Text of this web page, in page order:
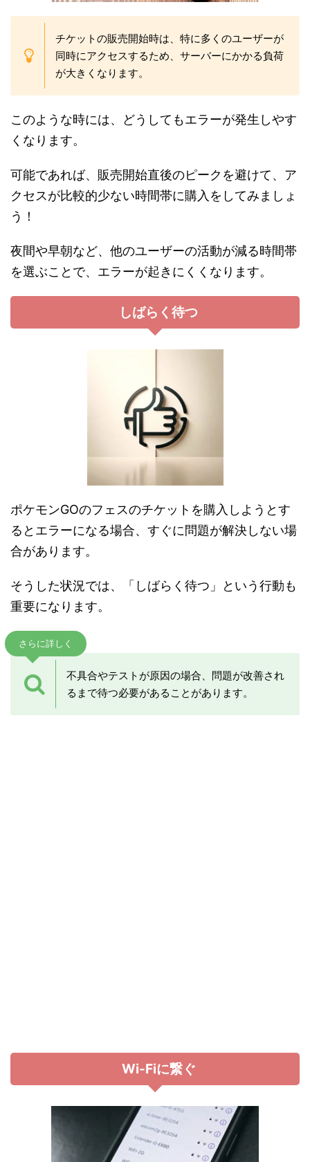
チケットの販売開始時は、特に多くのユーザーが
同時にアクセスするため、サーバーにかかる負荷
が大きくなります。
このような時には、どうしてもエラーが発生しやす
くなります。
可能であれば、販売開始直後のピークを避けて、ア
クセスが比較的少ない時間帯に購入をしてみましょ
う！
夜間や早朝など、他のユーザーの活動が減る時間帯
を選ぶことで、エラーが起きにくくなります。
しばらく待つ
ポケモンGOのフェスのチケットを購入しようとす
るとエラーになる場合、すぐに問題が解決しない場
合があります。
そうした状況では、「しばらく待つ」という行動も
重要になります。
さらに詳しく
不具合やテストが原因の場合、問題が改善され
るまで待つ必要があることがあります。
Wi-Fiに繋ぐ